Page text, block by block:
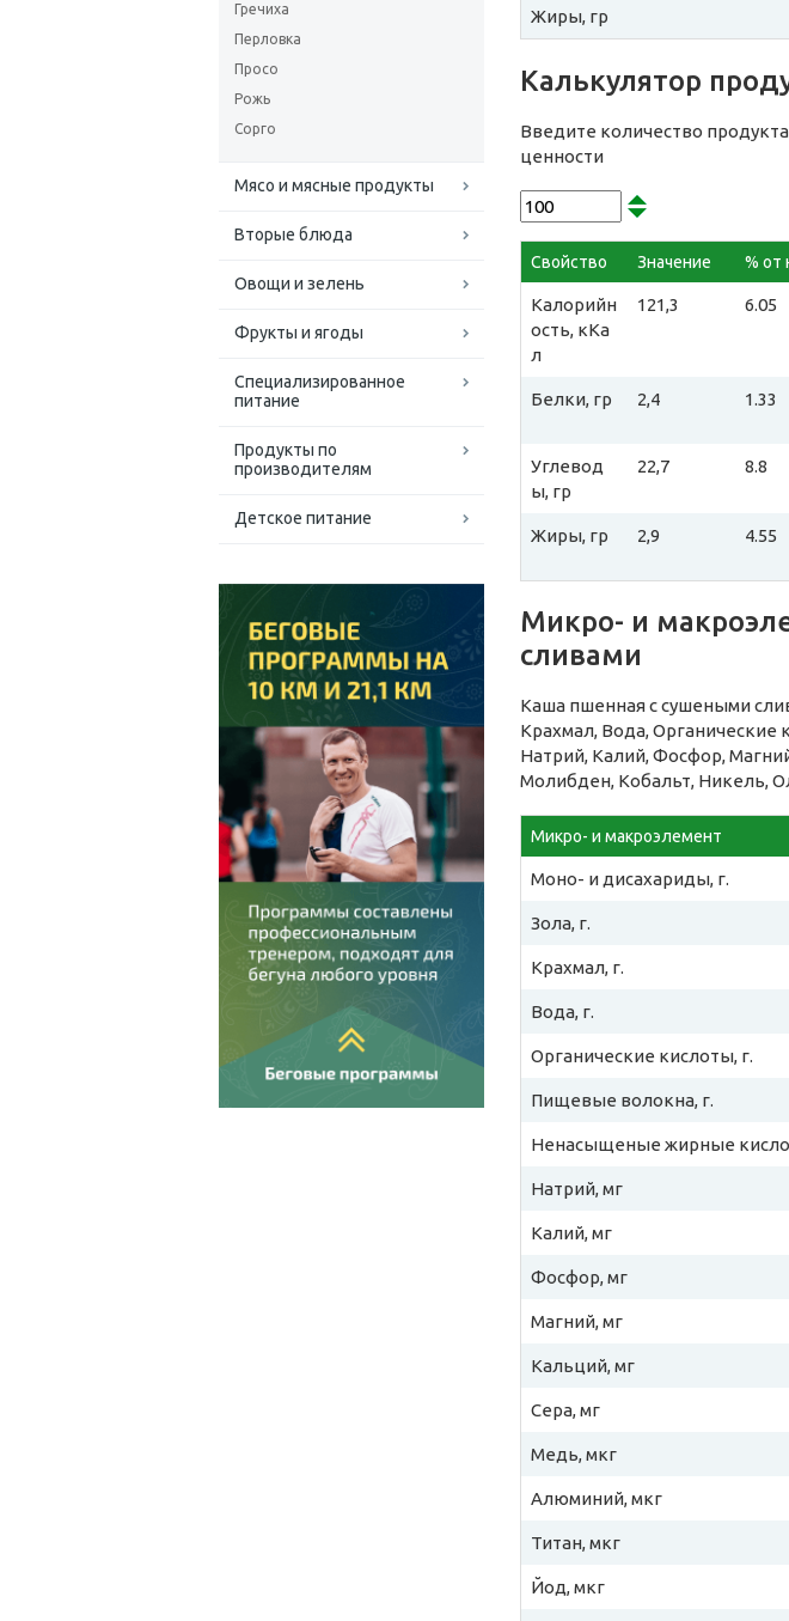
Гречиха
Перловка
Просо
Рожь
Сорго
Мясо и мясные продукты
Вторые блюда
Овощи и зелень
Фрукты и ягоды
Специализированное
питание
Продукты по
производителям
Детское питание
Жиры, гр
Калькулятор
Введите количество
ценности
Свойство Значение % от
Калорийн
ость, кКа
л
121,3 6.05
Белки, гр 2,4 1.33
Углевод
ы, гр
22,7 8.8
Жиры, гр 2,9 4.55
Микро- и
сливами
Каша пшенная с сушеными
Крахмал, Вода,
Натрий, Калий, Фосфор,
Молибден, Кобальт, Никель,
Микро- и макроэлемент
Моно- и дисахариды, г.
Зола, г.
Крахмал, г.
Вода, г.
Органические кислоты, г.
Пищевые волокна, г.
Ненасыщеные жирные
Натрий, мг
Калий, мг
Фосфор, мг
Магний, мг
Кальций, мг
Сера, мг
Медь, мкг
Алюминий, мкг
Титан, мкг
Йод, мкг